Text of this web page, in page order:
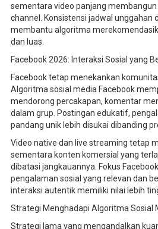
sementara video panjang
channel. Konsistensi jadwal unggahan
membantu algoritma
dan luas.
Facebook 2026: Interaksi Sosial yang
Facebook tetap menekankan
Algoritma sosial media Facebook
mendorong percakapan, komentar
dalam grup. Postingan edukatif,
pandang unik lebih disukai dibanding
Video native dan live streaming tetap
sementara konten komersial yang
dibatasi jangkauannya. Fokus
pengalaman sosial yang relevan dan
interaksi autentik memiliki nilai lebih
Strategi Menghadapi Algoritma Sosial
Strategi lama yang mengandalkan